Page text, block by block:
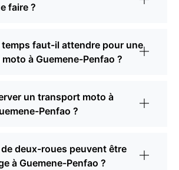
faire ?
temps faut-il attendre pour une
à Guemene-Penfao ?
un transport moto à
Penfao ?
deux-roues peuvent être
à Guemene-Penfao ?